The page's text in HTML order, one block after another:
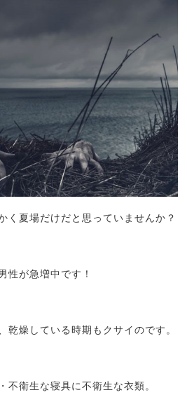
く夏場だけだと思っていませんか？
性が急増中です！
乾燥している時期もクサイのです。
不衛生な寝具に不衛生な衣類。